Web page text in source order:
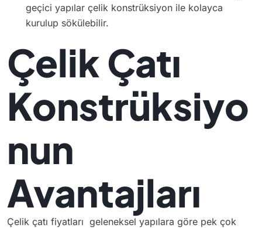
geçici yapılar çelik konstrüksiyon ile kolayca
kurulup sökülebilir.
Çelik Çatı
Konstrüksiyo
nun
Avantajları
Çelik çatı fiyatları geleneksel yapılara göre pek çok